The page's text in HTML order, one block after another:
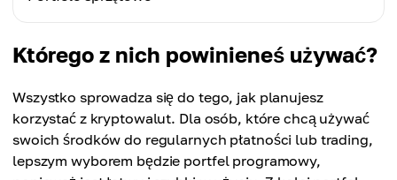
programowych, takich jak aplikacje, rozszerzenia
Poziom bezpieczeństwa.
Wysoki, ale bardziej narażony na phishing, malware
i ryzyka związane z urządzeniem.
Wygoda.
Metoda przechowywania.
urządzeniu offline.
Poziom bezpieczeństwa.
Bardzo wysoki, ponieważ klucze prywatne
pozostają offline i są mniej narażone na ataki
Którego z nich powinieneś używać?
Wszystko sprowadza się do tego, jak planujesz
korzystać z kryptowalut. Dla osób, które chcą używać
swoich środków do regularnych płatności lub trading,
lepszym wyborem będzie portfel programowy,